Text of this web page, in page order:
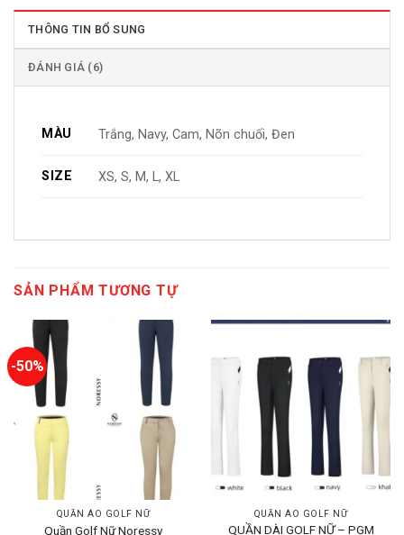
THÔNG TIN BỔ SUNG
ĐÁNH GIÁ (6)
MÀU Trắng, Navy, Cam, Nõn chuối, Đen
SIZE XS, S, M, L, XL
SẢN PHẨM TƯƠNG TỰ
-50%
QUẦN ÁO GOLF NỮ
Quần Golf Nữ Noressy
QUẦN ÁO GOLF NỮ
QUẦN DÀI GOLF NỮ – PGM